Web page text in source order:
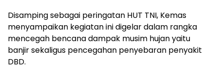
Disamping sebagai peringatan HUT TNI, Kemas
menyampaikan kegiatan ini digelar dalam rangka
mencegah bencana dampak musim hujan yaitu
banjir sekaligus pencegahan penyebaran penyakit
DBD.